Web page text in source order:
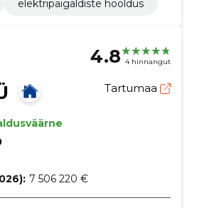
elektripaigaldiste hooldus
4.8 4 hinnangut
Tartumaa
7 506 220 €